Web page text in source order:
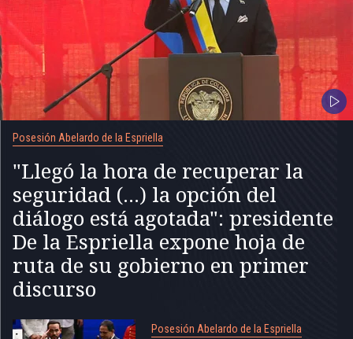
Posesión Abelardo de la Espriella
"Llegó la hora de recuperar la
seguridad (...) la opción del
diálogo está agotada": presidente
De la Espriella expone hoja de
ruta de su gobierno en primer
discurso
Posesión Abelardo de la Espriella